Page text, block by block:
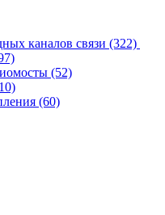
каналов связи (322)
(52)
(60)